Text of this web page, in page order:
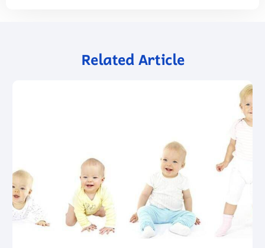
Related Article